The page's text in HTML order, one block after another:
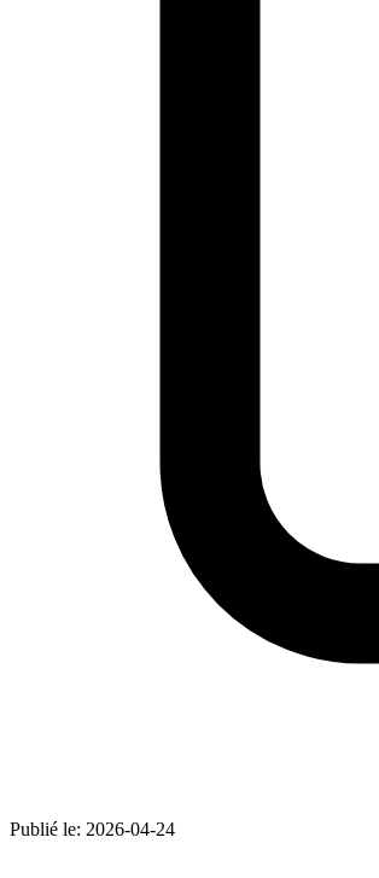
Publié le: 2026-04-24